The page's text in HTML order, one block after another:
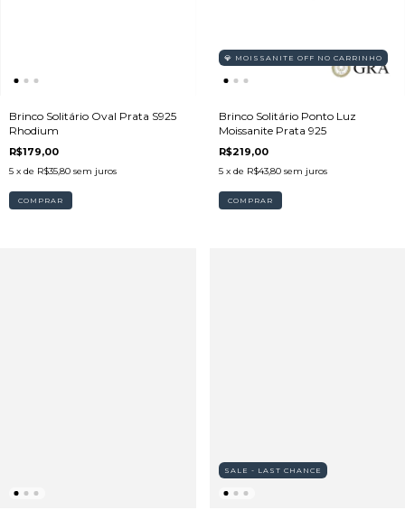
Brinco Solitário Oval Prata S925
Rhodium
R$179,00
5 x de R$35,80 sem juros
💎 MOISSANITE OFF NO CARRINHO
Brinco Solitário Ponto Luz
Moissanite Prata 925
R$219,00
5 x de R$43,80 sem juros
COMPRAR
SALE - LAST CHANCE